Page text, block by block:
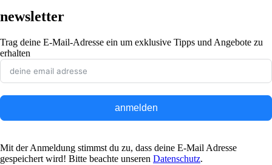
newsletter
Trag deine E-Mail-Adresse ein um exklusive Tipps und Angebote zu
erhalten
anmelden
Mit der Anmeldung stimmst du zu, dass deine E-Mail Adresse
gespeichert wird! Bitte beachte unseren Datenschutz.